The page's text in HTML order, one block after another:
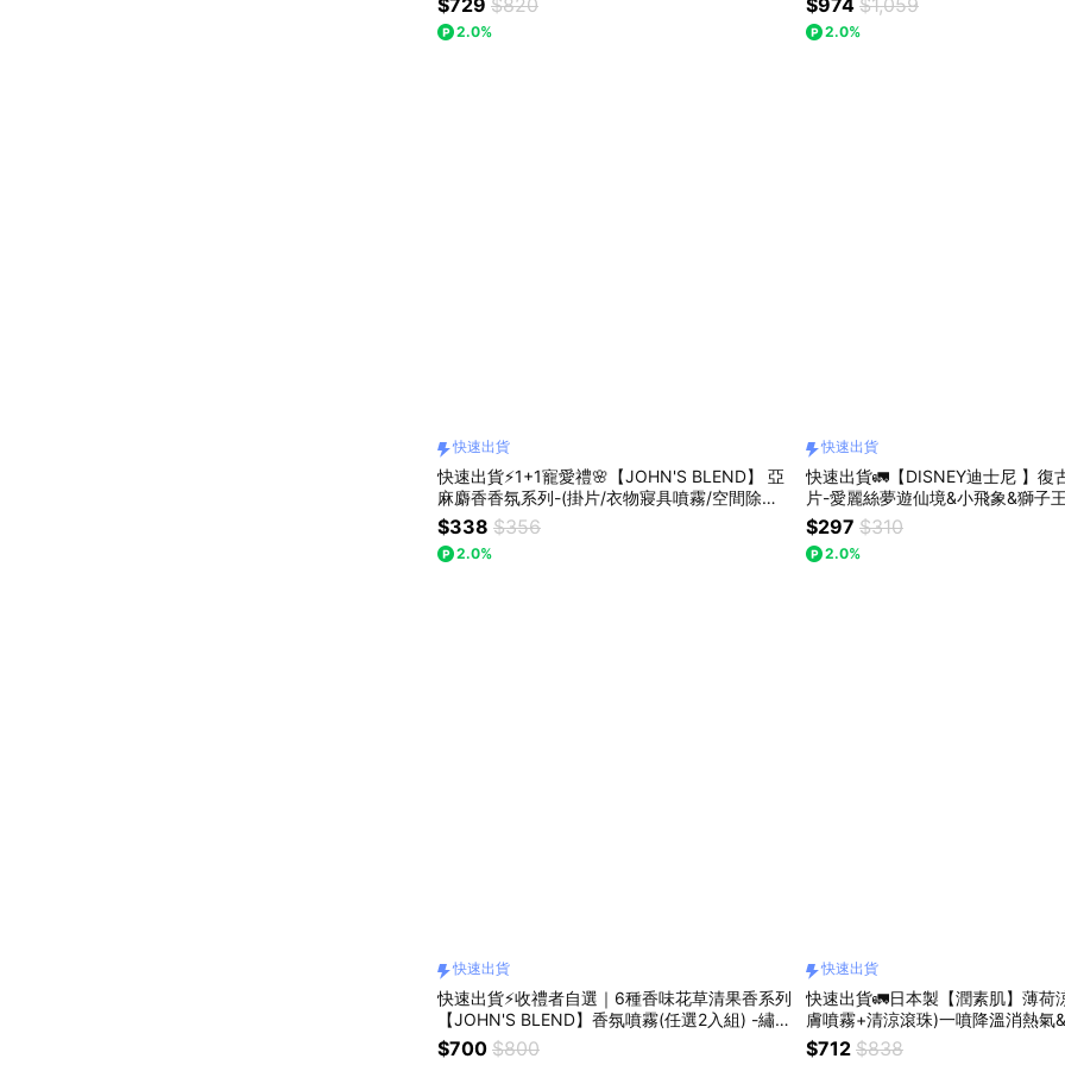
草/麝香氣泡酒-280ml/瓶『LINE禮物獨家組合』
2.0% 2.0%
快速出貨
快速出貨⚡1+1寵愛禮🌸【JOHN'S BLEND】 亞
麻麝香香氛系列-(掛片/衣物寢具噴霧/空間除臭
噴霧/髮膚噴霧/擴香膏)『LINE禮物獨家組合』
$338 $356
2.0%
快速出貨
快速出貨🚛【DISNEY迪士尼 】復
片-愛麗絲夢遊仙境&小飛象&獅子
『LINE禮物獨家組合』
$297 $310
2.0%
快速出貨
快速出貨⚡收禮者自選｜6種香味花草清果香系列
【JOHN'S BLEND】香氛噴霧(任選2入組) -繡球
花/橙麝香/含羞草/蘋果甜梨/麝香茉莉/青檸羅勒-
$700 $800
快速出貨
快速出貨🚛日本製【潤素肌】薄荷
膚噴霧+清涼滾珠)一噴降溫消熱氣
肌|好心情/去除炎熱/夏天送禮首選
$712 $838